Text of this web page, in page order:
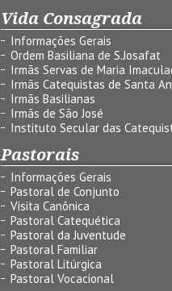
Vida Consagrada
Informações Gerais
Ordem Basiliana de S.Josafat
Irmãs Servas de Maria
Irmãs Catequistas de Santa
Irmãs Basilianas
Irmãs de São José
Instituto Secular das
Pastorais
Informações Gerais
Pastoral de Conjunto
Visita Canônica
Pastoral Catequética
Pastoral da Juventude
Pastoral Familiar
Pastoral Litúrgica
Pastoral Vocacional